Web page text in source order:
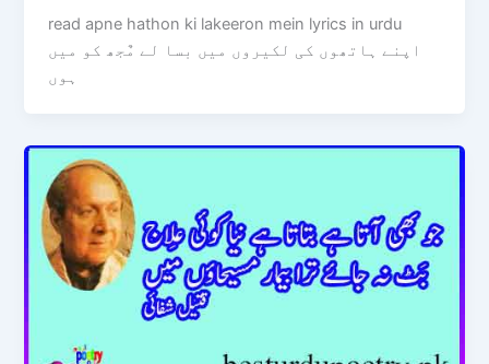
read apne hathon ki lakeeron mein lyrics in urdu
اپنے ہاتھوں کی لکیروں میں بسا لے مٌجھ کو میں
ہوں